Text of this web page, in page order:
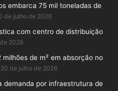
embarca 75 mil toneladas de
de julho de 2026
com centro de distribuição
2026
de m² em absorção no
20 de julho de 2026
demanda por infraestrutura de